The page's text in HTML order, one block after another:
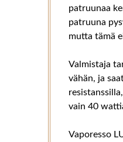
patruunaa
patruuna
mutta tämä
Valmistaja
vähän, ja
vain 40
Vaporesso